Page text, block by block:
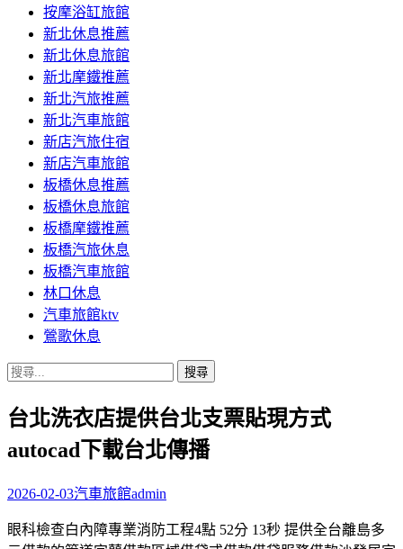
按摩浴缸旅館
新北休息推薦
新北休息旅館
新北摩鐵推薦
新北汽旅推薦
新北汽車旅館
新店汽旅住宿
新店汽車旅館
板橋休息推薦
板橋休息旅館
板橋摩鐵推薦
板橋汽旅休息
板橋汽車旅館
林口休息
汽車旅館ktv
鶯歌休息
搜
關
字:
台北洗衣店提供台北支票貼現方式
autocad下載台北傳播
2026-02-03汽車旅館admin
眼科檢查白內障專業消防工程4點 52分 13秒 提供全台離島多